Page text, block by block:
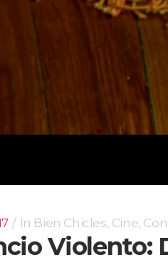
In Bien Chicles, Cine,
Violento: